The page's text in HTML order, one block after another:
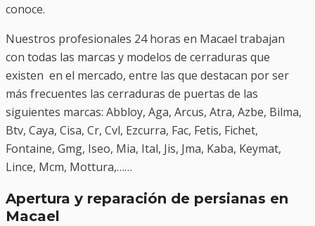
conoce.
Nuestros profesionales 24 horas en Macael trabajan
con todas las marcas y modelos de cerraduras que
existen en el mercado, entre las que destacan por ser
más frecuentes las cerraduras de puertas de las
siguientes marcas: Abbloy, Aga, Arcus, Atra, Azbe, Bilma,
Btv, Caya, Cisa, Cr, Cvl, Ezcurra, Fac, Fetis, Fichet,
Fontaine, Gmg, Iseo, Mia, Ital, Jis, Jma, Kaba, Keymat,
Lince, Mcm, Mottura,……
Apertura y reparación de persianas en
Macael